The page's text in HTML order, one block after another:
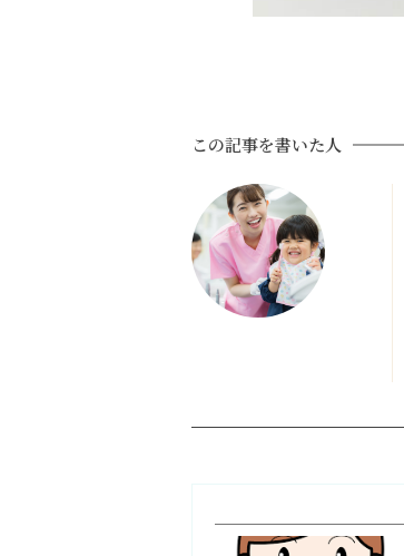
この記事を書いた人